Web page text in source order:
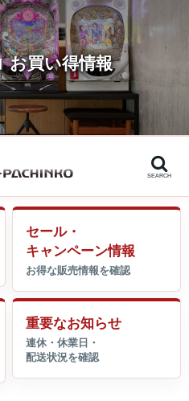
SEARCH
セール・
キャンペーン情報
重要なお知らせ